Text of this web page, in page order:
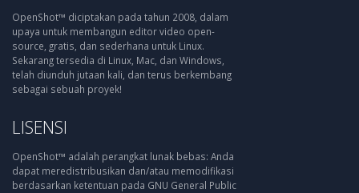
OpenShot™ diciptakan pada tahun 2008, dalam
upaya untuk membangun editor video open-
source, gratis, dan sederhana untuk Linux.
Sekarang tersedia di Linux, Mac, dan Windows,
telah diunduh jutaan kali, dan terus berkembang
sebagai sebuah proyek!
LISENSI
OpenShot™ adalah perangkat lunak bebas: Anda
dapat meredistribusikan dan/atau memodifikasi
berdasarkan ketentuan pada GNU General Public